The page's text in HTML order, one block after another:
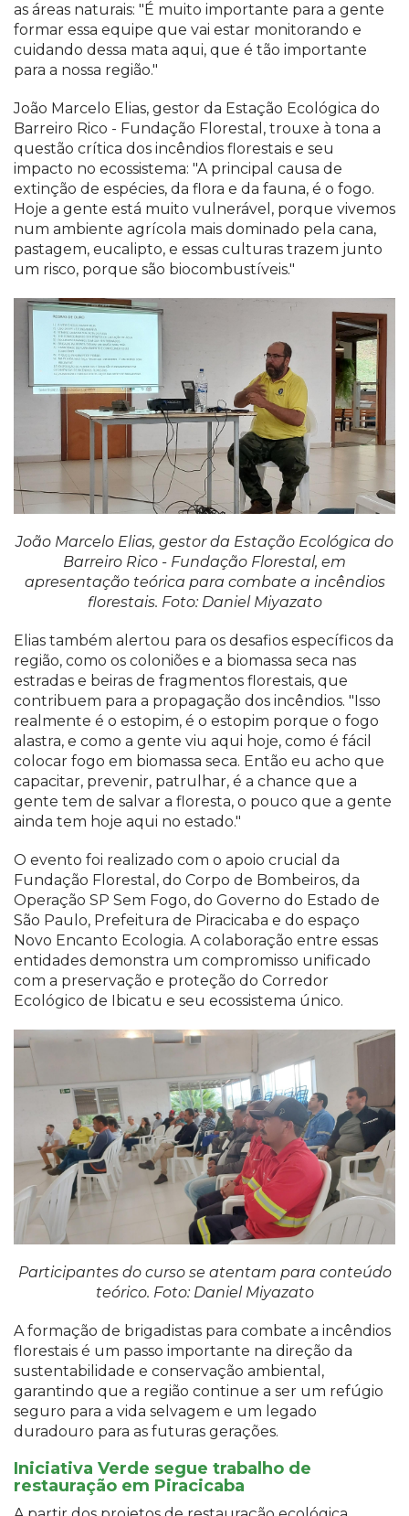
as áreas naturais: "É muito importante para a gente
formar essa equipe que vai estar monitorando e
cuidando dessa mata aqui, que é tão importante
para a nossa região."
João Marcelo Elias, gestor da Estação Ecológica do
Barreiro Rico - Fundação Florestal, trouxe à tona a
questão crítica dos incêndios florestais e seu
impacto no ecossistema: "A principal causa de
extinção de espécies, da flora e da fauna, é o fogo.
Hoje a gente está muito vulnerável, porque vivemos
num ambiente agrícola mais dominado pela cana,
pastagem, eucalipto, e essas culturas trazem junto
um risco, porque são biocombustíveis."
João Marcelo Elias, gestor da Estação Ecológica do
Barreiro Rico - Fundação Florestal, em
apresentação teórica para combate a incêndios
florestais. Foto: Daniel Miyazato
Elias também alertou para os desafios específicos da
região, como os coloniões e a biomassa seca nas
estradas e beiras de fragmentos florestais, que
contribuem para a propagação dos incêndios. "Isso
realmente é o estopim, é o estopim porque o fogo
alastra, e como a gente viu aqui hoje, como é fácil
colocar fogo em biomassa seca. Então eu acho que
capacitar, prevenir, patrulhar, é a chance que a
gente tem de salvar a floresta, o pouco que a gente
ainda tem hoje aqui no estado."
O evento foi realizado com o apoio crucial da
Fundação Florestal, do Corpo de Bombeiros, da
Operação SP Sem Fogo, do Governo do Estado de
São Paulo, Prefeitura de Piracicaba e do espaço
Novo Encanto Ecologia. A colaboração entre essas
entidades demonstra um compromisso unificado
com a preservação e proteção do Corredor
Ecológico de Ibicatu e seu ecossistema único.
Participantes do curso se atentam para conteúdo
teórico. Foto: Daniel Miyazato
A formação de brigadistas para combate a incêndios
florestais é um passo importante na direção da
sustentabilidade e conservação ambiental,
garantindo que a região continue a ser um refúgio
seguro para a vida selvagem e um legado
duradouro para as futuras gerações.
Iniciativa Verde segue trabalho de
restauração em Piracicaba